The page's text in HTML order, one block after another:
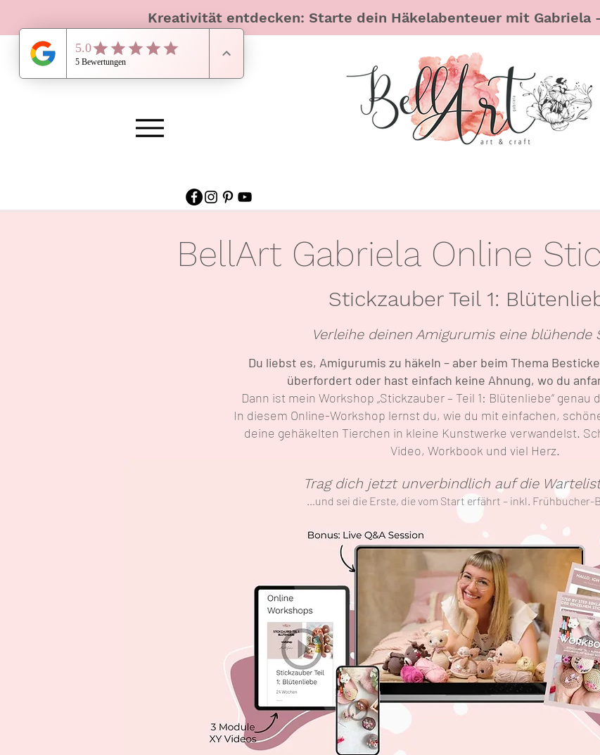
Kreativität entdecken: Starte dein Häkelabenteuer mit Gabriela
BellArt Gabriela Online
Stickzauber Teil 1:
Verleihe deinen Amigurumis eine blühende
Du liebst es, Amigurumis zu häkeln – aber beim Thema
überfordert oder hast einfach keine Ahnung, wo du
Dann ist mein Workshop „Stickzauber – Teil 1: Blütenliebe“ genau
In diesem Online-Workshop lernst du, wie du mit einfachen,
deine gehäkelten Tierchen in kleine Kunstwerke verwandelst.
Video, Workbook und viel Herz.
Trag dich jetzt unverbindlich auf die
…und sei die Erste, die vom Start erfährt – inkl. Frühbucher-